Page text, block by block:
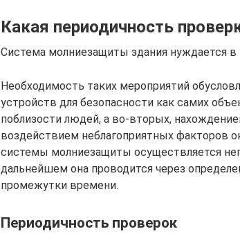
Какая периодичность
Система молниезащиты здания нуждается в
Необходимость таких мероприятий
устройств для безопасности как самих
поблизости людей, а во-вторых,
воздействием неблагоприятных факторов
системы молниезащиты осуществляется
дальнейшем она проводится через
промежутки времени.
Периодичность проверок